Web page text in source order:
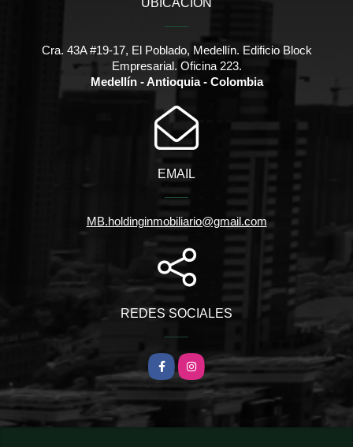
UBICACIÓN
Cra. 43A #19-17, El Poblado, Medellín. Edificio Block
Empresarial. Oficina 223.
Medellín - Antioquia - Colombia
EMAIL
MB.holdinginmobiliario@gmail.com
REDES SOCIALES
FacebookInstagram